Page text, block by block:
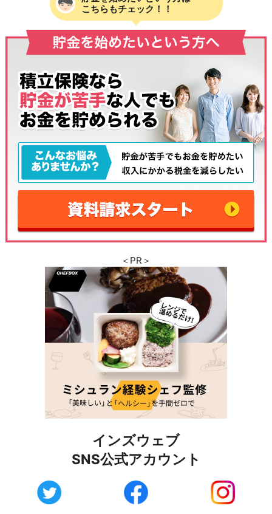
こちらもチェック！！
＜PR＞
インズウェブ
SNS公式アカウント